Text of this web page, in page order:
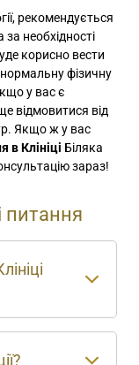
рекомендується
за необхідності
корисно вести
фізичну
у вас є
відмовитися від
Якщо ж у вас
в Клініці Біляка
зараз!
питання